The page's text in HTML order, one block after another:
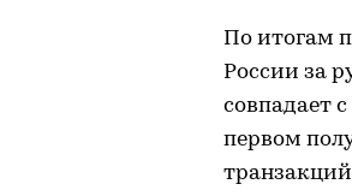
По итогам
России за
совпадает
первом